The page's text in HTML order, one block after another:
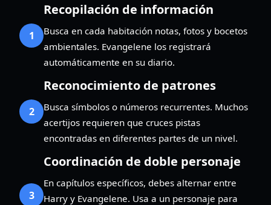
1
Recopilación de información
Busca en cada habitación notas, fotos y bocetos
ambientales. Evangelene los registrará
automáticamente en su diario.
2
Reconocimiento de patrones
Busca símbolos o números recurrentes. Muchos
acertijos requieren que cruces pistas
encontradas en diferentes partes de un nivel.
3
Coordinación de doble personaje
En capítulos específicos, debes alternar entre
Harry y Evangelene. Usa a un personaje para